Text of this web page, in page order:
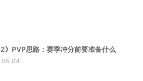
》PVP思路：赛季冲分前要准备什么
06-04